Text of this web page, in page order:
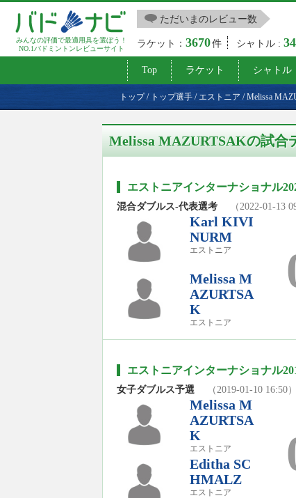
みんなの評価で最適用具を選ぼう！
NO.1バドミントンレビューサイト
ただいまのレビュー数
ラケット：3670件 シャトル :
Top ラケット シャトル
トップ/ トップ選手 / エストニア /Melissa
Melissa MAZURTSAKの試合
エストニアインターナショナル
混合ダブルス-代表選考 （2022-01-13
Karl KIVI
NURM
エストニア
Melissa M
AZURTSA
K
エストニア
エストニアインターナショナル
女子ダブルス予選 （2019-01-10 16:50）
Melissa M
AZURTSA
K
エストニア
Editha SC
HMALZ
エストニア